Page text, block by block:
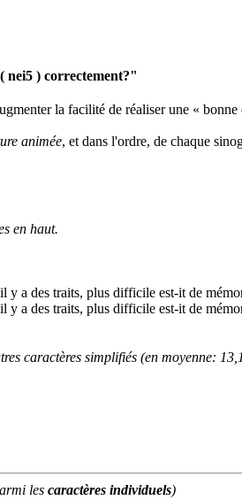
nei5 ) correctement?"
la facilité de réaliser une «
animée, et dans l'ordre, de chaque
en haut.
caractères simplifiés (en moyenne:
les caractères individuels)